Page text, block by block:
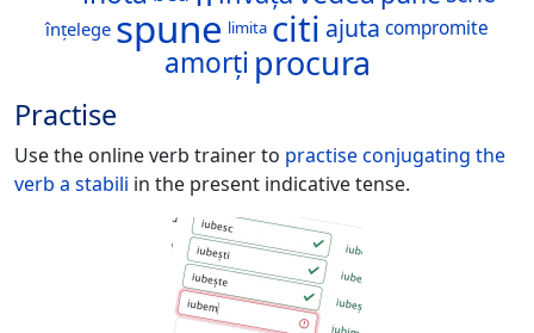
înțelege spune limita citi ajuta compromite
amorți procura
Practise
Use the online verb trainer to practise conjugating the
verb a stabili in the present indicative tense.